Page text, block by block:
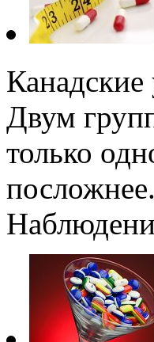
Двум
только